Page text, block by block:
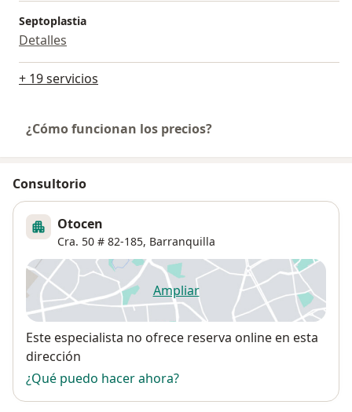
Septoplastia
Detalles
+ 19 servicios
¿Cómo funcionan los precios?
Consultorio
Otocen
Cra. 50 # 82-185, Barranquilla
Ampliarse abre en una nueva
Disponibilidad
Este especialista no ofrece reserva online en esta
dirección
¿Qué puedo hacer ahora?